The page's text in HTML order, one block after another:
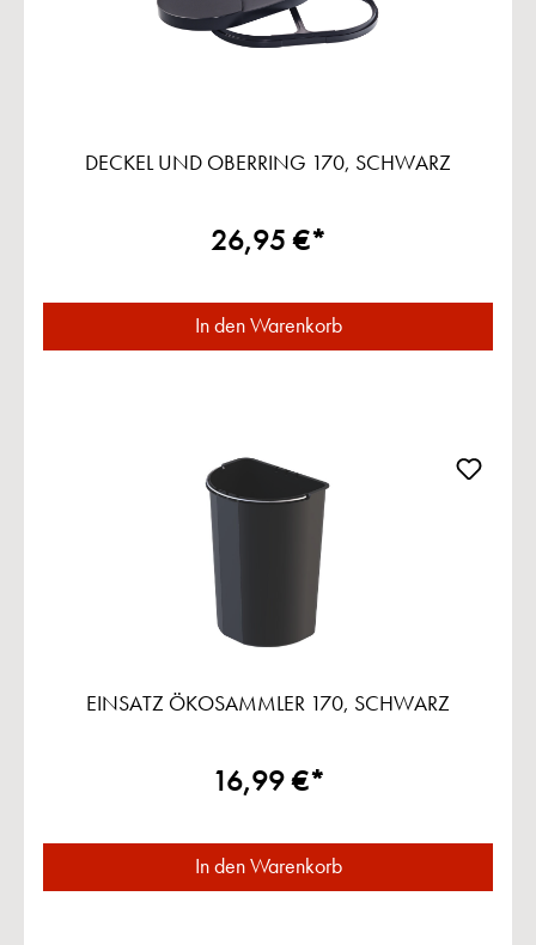
DECKEL UND OBERRING 170, SCHWARZ
26,95 €*
In den Warenkorb
EINSATZ ÖKOSAMMLER 170, SCHWARZ
16,99 €*
In den Warenkorb